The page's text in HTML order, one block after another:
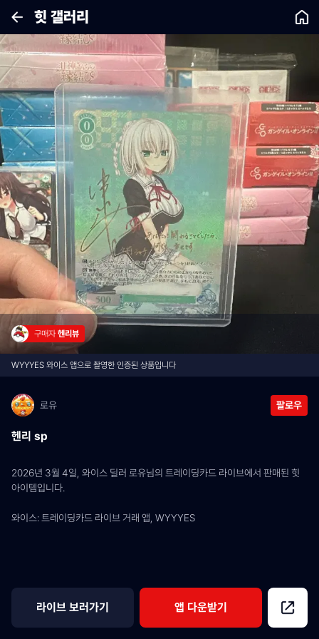
힛 갤러리
구매자 헨리뷰
WYYYES 와이스 앱으로 촬영한 인증된 상품입니다
로유 팔로우
헨리 sp
2026년 3월 4일, 와이스 딜러 로유님의 트레이딩카드 라이브에서 판매된 힛
아이템입니다.
와이스: 트레이딩카드 라이브 거래 앱, WYYYES
라이브 보러가기 앱 다운받기